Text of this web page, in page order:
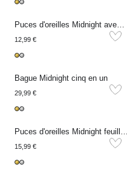
12,99 €
Bague Midnight cinq en un
29,99 €
15,99 €